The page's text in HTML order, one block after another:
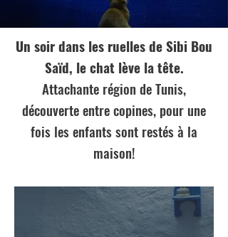
Un soir dans les ruelles de Sibi Bou
Saïd, le chat lève la tête.
Attachante région de Tunis,
découverte entre copines, pour une
fois les enfants sont restés à la
maison!